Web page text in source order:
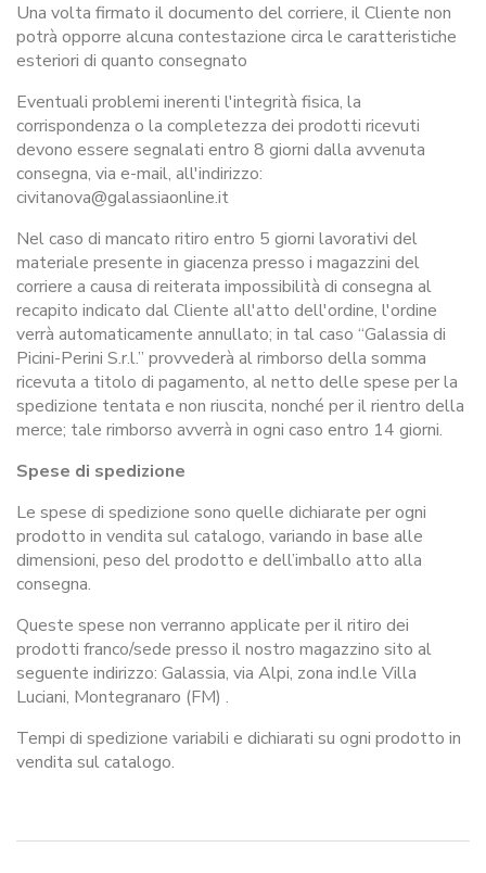
Una volta firmato il documento del corriere, il Cliente non
potrà opporre alcuna contestazione circa le caratteristiche
esteriori di quanto consegnato
Eventuali problemi inerenti l'integrità fisica, la
corrispondenza o la completezza dei prodotti ricevuti
devono essere segnalati entro 8 giorni dalla avvenuta
consegna, via e-mail, all'indirizzo:
civitanova@galassiaonline.it
Nel caso di mancato ritiro entro 5 giorni lavorativi del
materiale presente in giacenza presso i magazzini del
corriere a causa di reiterata impossibilità di consegna al
recapito indicato dal Cliente all'atto dell'ordine, l'ordine
verrà automaticamente annullato; in tal caso “Galassia di
Picini-Perini S.r.l.” provvederà al rimborso della somma
ricevuta a titolo di pagamento, al netto delle spese per la
spedizione tentata e non riuscita, nonché per il rientro della
merce; tale rimborso avverrà in ogni caso entro 14 giorni.
Spese di spedizione
Le spese di spedizione sono quelle dichiarate per ogni
prodotto in vendita sul catalogo, variando in base alle
dimensioni, peso del prodotto e dell’imballo atto alla
consegna.
Queste spese non verranno applicate per il ritiro dei
prodotti franco/sede presso il nostro magazzino sito al
seguente indirizzo: Galassia, via Alpi, zona ind.le Villa
Luciani, Montegranaro (FM) .
Tempi di spedizione variabili e dichiarati su ogni prodotto in
vendita sul catalogo.